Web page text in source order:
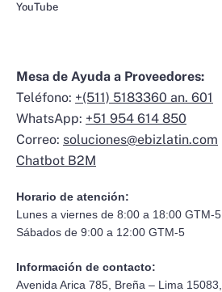
YouTube
Mesa de Ayuda a Proveedores:
Teléfono: +(511) 5183360 an. 601
WhatsApp: +51 954 614 850
Correo: soluciones@ebizlatin.com
Chatbot B2M
Horario de atención:
Lunes a viernes de 8:00 a 18:00 GTM-5
Sábados de 9:00 a 12:00 GTM-5
Información de contacto:
Avenida Arica 785, Breña – Lima 15083,